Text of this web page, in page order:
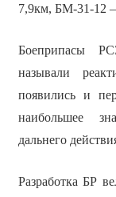
7,9км, БМ-31-12
Боеприпасы
называли
появились и
наибольшее
дальнего
Разработка БР